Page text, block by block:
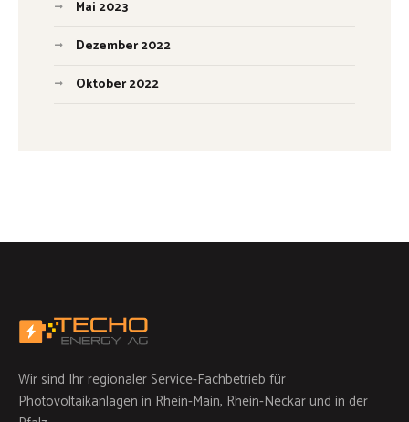
Mai 2023
Dezember 2022
Oktober 2022
Wir sind Ihr regionaler Service-Fachbetrieb für
Photovoltaikanlagen in Rhein-Main, Rhein-Neckar und in der